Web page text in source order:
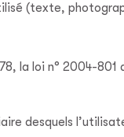
(texte,
la loi n° 2004-801
desquels